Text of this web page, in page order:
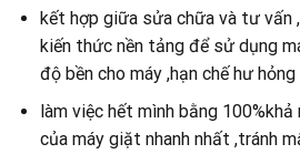
kết hợp giữa sửa chữa và tư vấn
kiến thức nền tảng để sử dụng
độ bền cho máy ,hạn chế hư hỏng
làm việc hết mình bằng
của máy giặt nhanh nhất ,tránh